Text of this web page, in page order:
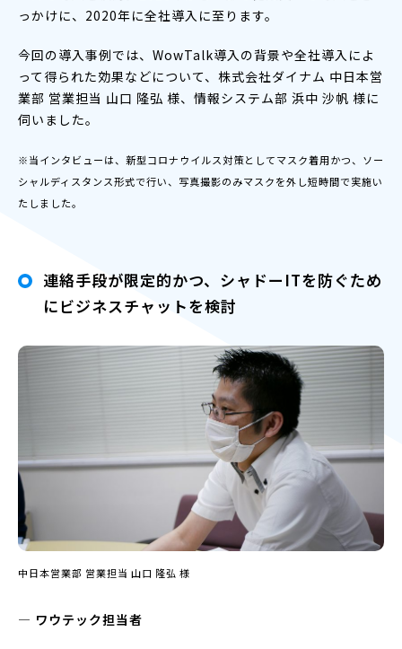
っかけに、2020年に全社導入に至ります。
今回の導入事例では、WowTalk導入の背景や全社導入によ
って得られた効果などについて、株式会社ダイナム 中日本営
業部 営業担当 山口 隆弘 様、情報システム部 浜中 沙帆 様に
伺いました。
※当インタビューは、新型コロナウイルス対策としてマスク着用かつ、ソー
シャルディスタンス形式で行い、写真撮影のみマスクを外し短時間で実施い
たしました。
連絡手段が限定的かつ、シャドーITを防ぐため
にビジネスチャットを検討
中日本営業部 営業担当 山口 隆弘 様
― ワウテック担当者